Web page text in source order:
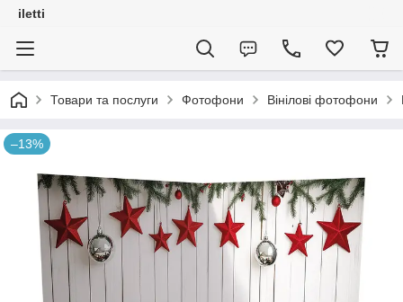
iletti
Товари та послуги Фотофони Вінілові фотофони
–13%